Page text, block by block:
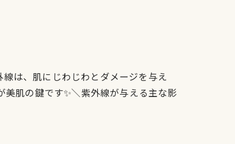
は、肌にじわじわとダメージを与え
肌の鍵です✨＼紫外線が与える主な影